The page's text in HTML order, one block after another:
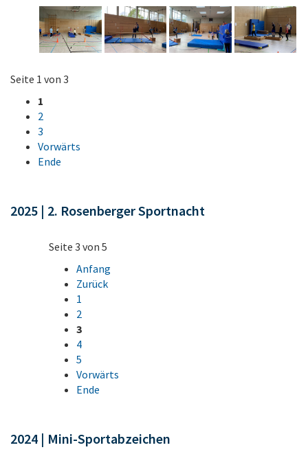
Seite 1 von 3
1
2
3
Vorwärts
Ende
2025 | 2. Rosenberger Sportnacht
Seite 3 von 5
Anfang
Zurück
1
2
3
4
5
Vorwärts
Ende
2024 | Mini-Sportabzeichen